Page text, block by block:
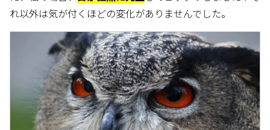
れ以外は気が付くほどの変化がありませんでした。